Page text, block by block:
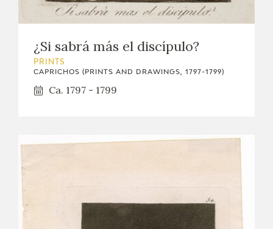
¿Si sabrá más el discípulo?
PRINTS
CAPRICHOS (PRINTS AND DRAWINGS, 1797-1799)
Ca. 1797 - 1799